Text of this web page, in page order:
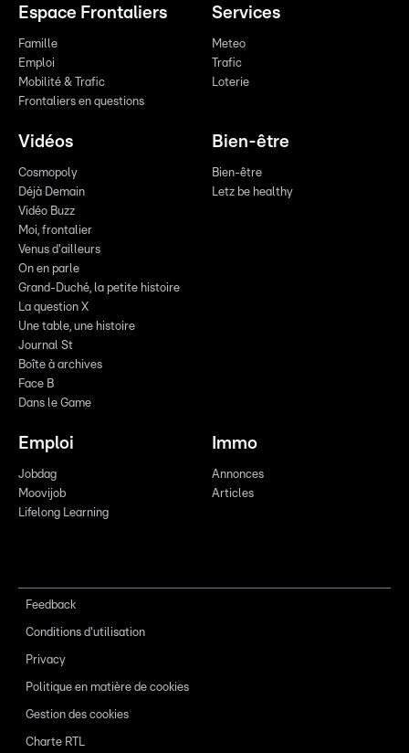
Espace Frontaliers
Famille
Emploi
Mobilité & Trafic
Frontaliers en questions
Services
Meteo
Trafic
Loterie
Vidéos
Cosmopoly
Déjà Demain
Vidéo Buzz
Moi, frontalier
Venus d'ailleurs
On en parle
Grand-Duché, la petite histoire
La question X
Une table, une histoire
Journal St
Boîte à archives
Face B
Dans le Game
Bien-être
Bien-être
Letz be healthy
Emploi
Jobdag
Moovijob
Lifelong Learning
Immo
Annonces
Articles
Feedback
Conditions d'utilisation
Privacy
Politique en matière de cookies
Gestion des cookies
Charte RTL